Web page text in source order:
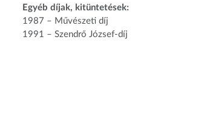
Egyéb díjak, kitüntetések:
1987 – Művészeti díj
1991 – Szendrő József-díj